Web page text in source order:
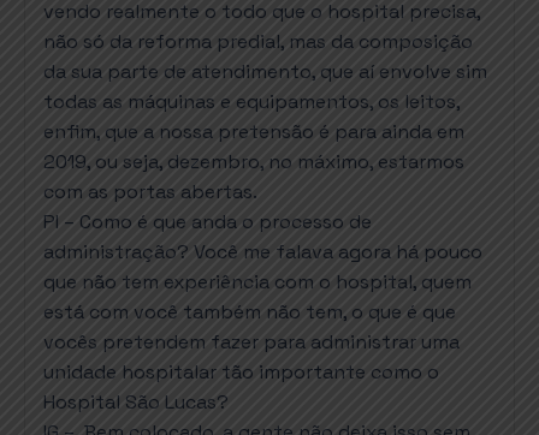
vendo realmente o todo que o hospital precisa,
não só da reforma predial, mas da composição
da sua parte de atendimento, que aí envolve sim
todas as máquinas e equipamentos, os leitos,
enfim, que a nossa pretensão é para ainda em
2019, ou seja, dezembro, no máximo, estarmos
com as portas abertas.
PI – Como é que anda o processo de
administração? Você me falava agora há pouco
que não tem experiência com o hospital, quem
está com você também não tem, o que é que
vocês pretendem fazer para administrar uma
unidade hospitalar tão importante como o
Hospital São Lucas?